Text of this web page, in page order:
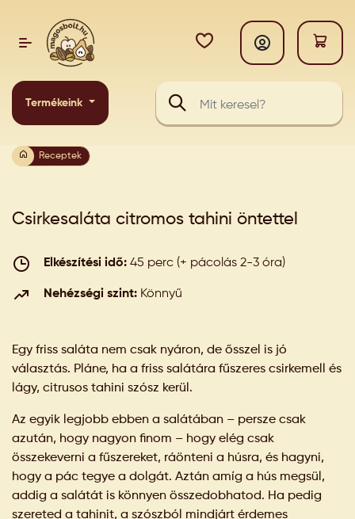
Termékeink
Receptek
Csirkesaláta citromos tahini öntettel
Elkészítési idő: 45 perc (+ pácolás 2-3 óra)
Nehézségi szint: Könnyű
Egy friss saláta nem csak nyáron, de ősszel is jó
választás. Pláne, ha a friss salátára fűszeres csirkemell és
lágy, citrusos tahini szósz kerül.
Az egyik legjobb ebben a salátában – persze csak
azután, hogy nagyon finom – hogy elég csak
összekeverni a fűszereket, ráönteni a húsra, és hagyni,
hogy a pác tegye a dolgát. Aztán amíg a hús megsül,
addig a salátát is könnyen összedobhatod. Ha pedig
szereted a tahinit, a szószból mindjárt érdemes